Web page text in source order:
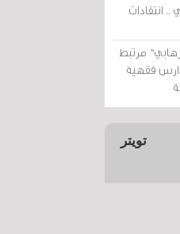
انتقادات
مرتبط
فقهية
تويتر